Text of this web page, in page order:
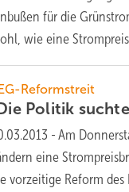
für die
wie eine
Reformstreit
Politik suchte
- Am
eine
vorzeitige Reform des